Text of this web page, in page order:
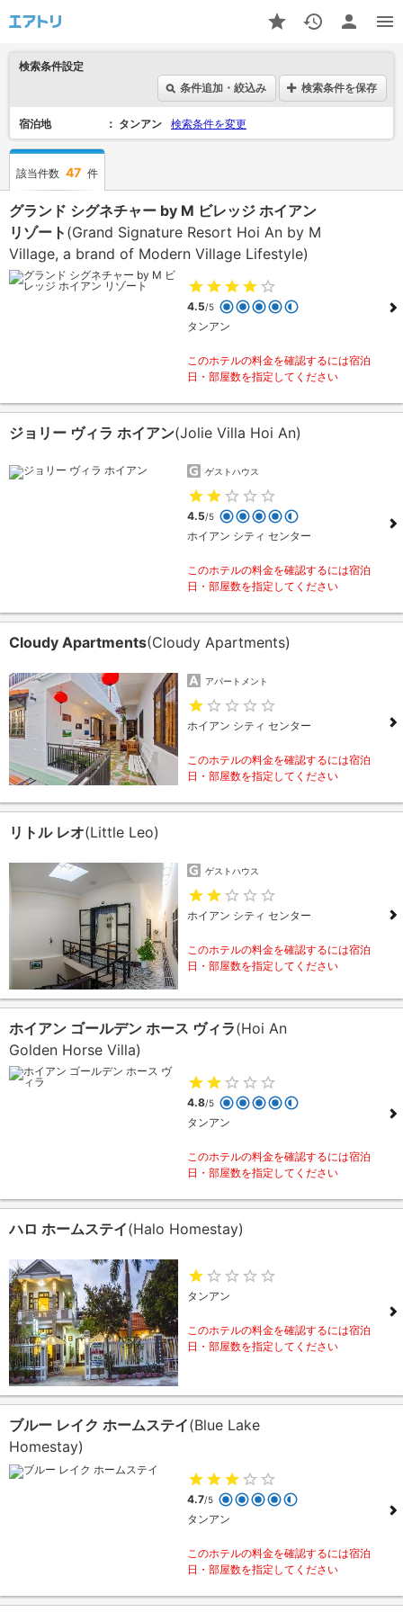
検索条件設定
条件追加・絞込み
検索条件を保存
宿泊地 タンアン 検索条件を変更
該当件数 47 件
グランド シグネチャー by M ビレッジ ホイアン
リゾート (Grand Signature Resort Hoi An by M
Village, a brand of Modern Village Lifestyle)
4.5/5
タンアン
このホテルの料金を確認するには宿泊
日・部屋数を指定してください
ジョリー ヴィラ ホイアン(Jolie Villa Hoi An)
ゲストハウス
4.5/5
ホイアン シティ センター
このホテルの料金を確認するには宿泊
日・部屋数を指定してください
Cloudy Apartments(Cloudy Apartments)
アパートメント
ホイアン シティ センター
このホテルの料金を確認するには宿泊
日・部屋数を指定してください
リトル レオ(Little Leo)
ゲストハウス
ホイアン シティ センター
このホテルの料金を確認するには宿泊
日・部屋数を指定してください
ホイアン ゴールデン ホース ヴィラ(Hoi An
Golden Horse Villa)
4.8/5
タンアン
このホテルの料金を確認するには宿泊
日・部屋数を指定してください
ハロ ホームステイ(Halo Homestay)
タンアン
このホテルの料金を確認するには宿泊
日・部屋数を指定してください
ブルー レイク ホームステイ(Blue Lake
Homestay)
4.7/5
タンアン
このホテルの料金を確認するには宿泊
日・部屋数を指定してください